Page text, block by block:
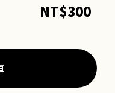
NT$300